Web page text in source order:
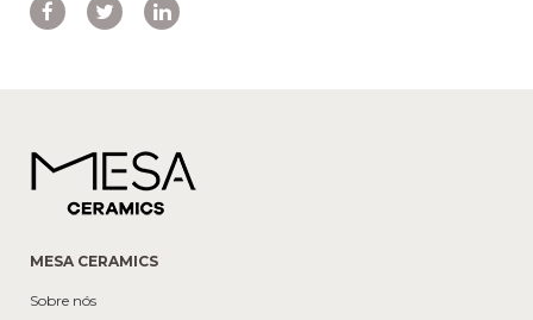
MESA CERAMICS
Sobre nós